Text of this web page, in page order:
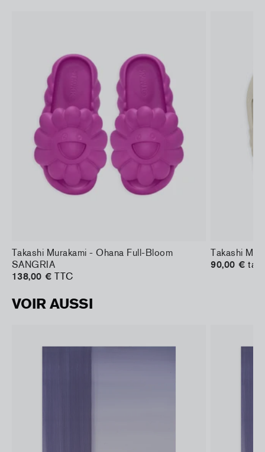
Takashi Murakami - Ohana Full-Bloom
SANGRIA
138,00 € TTC
Takashi
90,00 €
VOIR AUSSI